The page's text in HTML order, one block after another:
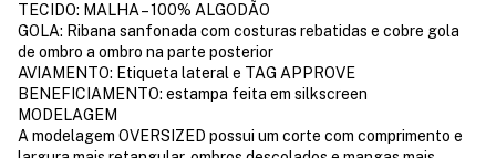
TECIDO: MALHA – 100% ALGODÃO
GOLA: Ribana sanfonada com costuras rebatidas e cobre gola
de ombro a ombro na parte posterior
AVIAMENTO: Etiqueta lateral e TAG APPROVE
BENEFICIAMENTO: estampa feita em silkscreen
MODELAGEM
A modelagem OVERSIZED possui um corte com comprimento e